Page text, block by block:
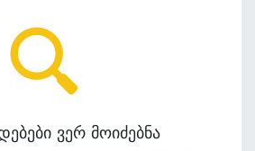
ვერ მოიძებნა